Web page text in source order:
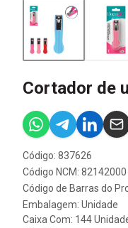
Cortador de
Código: 837626
Código NCM: 82142000
Código de Barras do
Embalagem: Unidade
Caixa Com: 144